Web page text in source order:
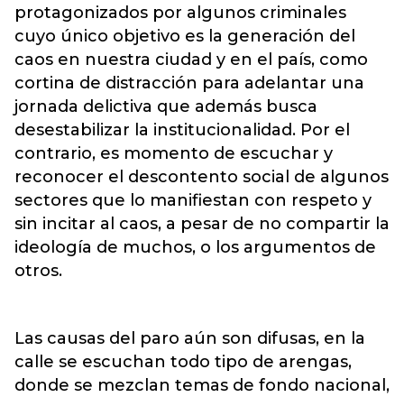
protagonizados por algunos criminales
cuyo único objetivo es la generación del
caos en nuestra ciudad y en el país, como
cortina de distracción para adelantar una
jornada delictiva que además busca
desestabilizar la institucionalidad. Por el
contrario, es momento de escuchar y
reconocer el descontento social de algunos
sectores que lo manifiestan con respeto y
sin incitar al caos, a pesar de no compartir la
ideología de muchos, o los argumentos de
otros.
Las causas del paro aún son difusas, en la
calle se escuchan todo tipo de arengas,
donde se mezclan temas de fondo nacional,